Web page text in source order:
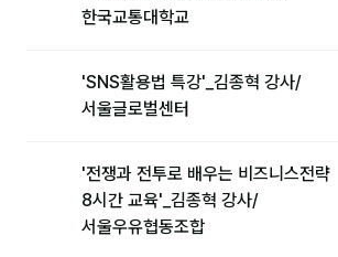
미팅·보고
한국교통대학교
'SNS활용법 특강'_김종혁 강사/
서울글로벌센터
'전쟁과 전투로 배우는 비즈니스전략
8시간 교육'_김종혁 강사/
서울우유협동조합